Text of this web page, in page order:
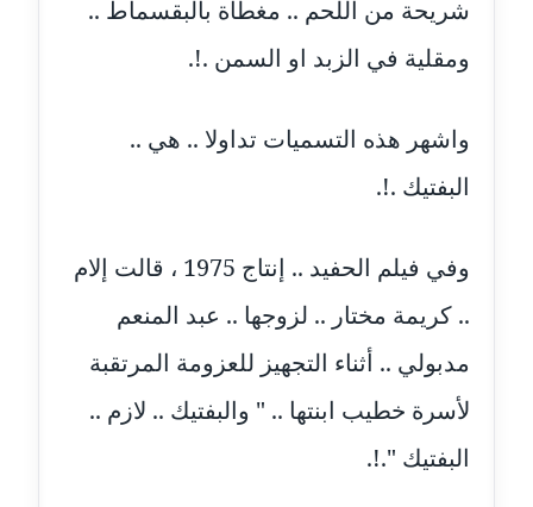
عاملة
مدونة أسماء كاشف
مدونة أسماء نور الدين
مدونة اسماعيل ابو زيد
مدونة اسماعيل محسن
عاملة
شريحة من اللحم .. مغطاة بالبقسماط ..
ومقلية في الزبد او السمن .!.
واشهر هذه التسميات تداولا .. هي ..
البفتيك .!.
وفي فيلم الحفيد .. إنتاج 1975 ، قالت إلام
.. كريمة مختار .. لزوجها .. عبد المنعم
مدبولي .. أثناء التجهيز للعزومة المرتقبة
لأسرة خطيب ابنتها .. " والبفتيك .. لازم ..
البفتيك ".!.